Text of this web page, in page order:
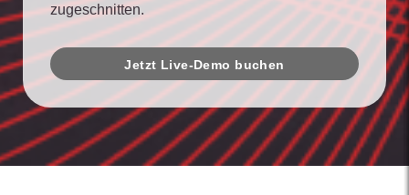
zugeschnitten.
Jetzt Live-Demo buchen